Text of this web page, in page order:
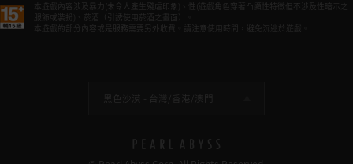
本遊戲內容涉及暴力(未令人產生殘虐印象)、性(遊戲角色穿著凸顯性特徵但不涉及性暗示之
服飾或裝扮)、菸酒（引誘使用菸酒之畫面）。
本遊戲的部分內容或是服務需要另外收費。請注意使用時間，避免沉迷於遊戲。
黑色沙漠 - 台灣/香港/澳門